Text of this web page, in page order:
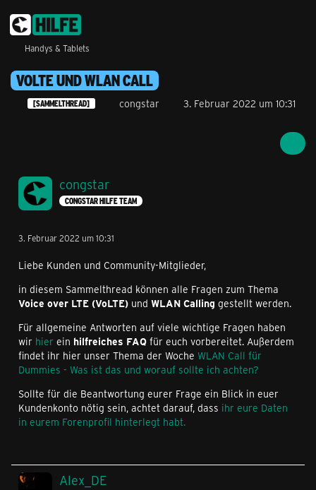
Handys & Tablets
VOLTE UND WLAN CALL
[SAMMELTHREAD] congstar 3. Februar 2022 um 10:31
congstar
CONGSTAR HILFE TEAM
3. Februar 2022 um 10:31
Liebe Kunden und Community-Mitglieder,
in diesem Sammelthread können alle Fragen zum Thema
Voice over LTE (VoLTE) und WLAN Calling gestellt werden.
Für allgemeine Antworten auf viele wichtige Fragen haben
wir hier ein hilfreiches FAQ für euch vorbereitet. Außerdem
findet ihr hier unser Thema der Woche WLAN Call für
Dummies - Was ist das und worauf sollte ich achten?
Sollte für die Beantwortung eurer Frage ein Blick in euer
Kundenkonto nötig sein, achtet darauf, dass ihr eure Daten
in eurem Forenprofil hinterlegt habt.
Alex_DE